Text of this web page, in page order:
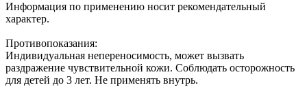
Информация по применению носит рекомендательный
характер.
Противопоказания:
Индивидуальная непереносимость, может вызвать
раздражение чувствительной кожи. Соблюдать осторожность
для детей до 3 лет. Не применять внутрь.